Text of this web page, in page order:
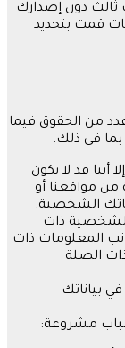
دون إصدارك
قمت بتحديد
من الحقوق فيما
في ذلك:
إلا أننا قد لا نكون
من مواقعنا أو
الشخصية.
الشخصية ذات
المعلومات ذات
الصلة
بياناتك
مشروعة: